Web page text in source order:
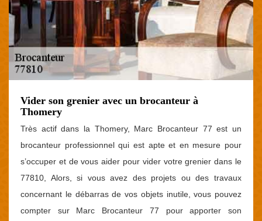
Vider son grenier avec un brocanteur à
Thomery
Très actif dans la Thomery, Marc Brocanteur 77 est un
brocanteur professionnel qui est apte et en mesure pour
s’occuper et de vous aider pour vider votre grenier dans le
77810, Alors, si vous avez des projets ou des travaux
concernant le débarras de vos objets inutile, vous pouvez
compter sur Marc Brocanteur 77 pour apporter son